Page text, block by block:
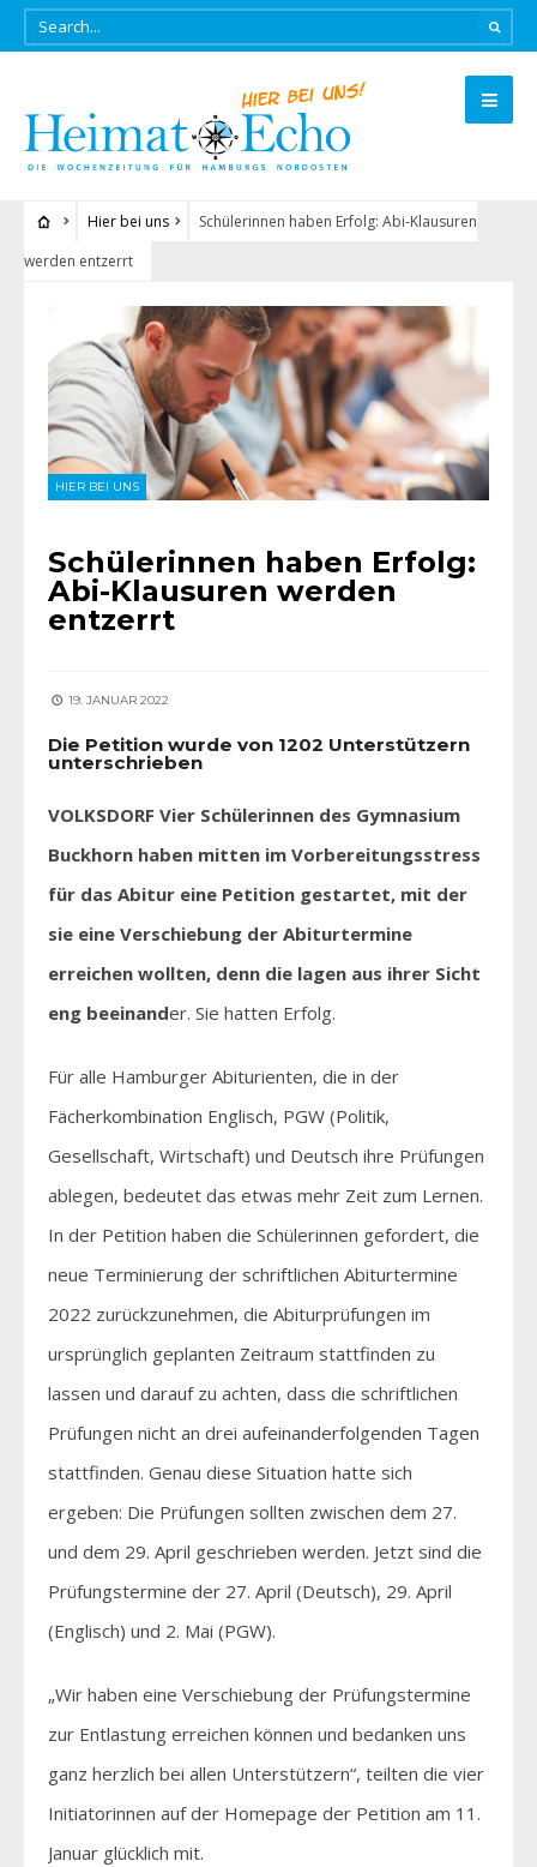
Hier bei uns
Schülerinnen haben Erfolg: Abi-Klausuren
werden entzerrt
HIER BEI UNS
Schülerinnen haben Erfolg:
Abi-Klausuren werden
entzerrt
19. JANUAR 2022
Die Petition wurde von 1202 Unterstützern
unterschrieben
VOLKSDORF Vier Schülerinnen des Gymnasium
Buckhorn haben mitten im Vorbereitungsstress
für das Abitur eine Petition gestartet, mit der
sie eine Verschiebung der Abiturtermine
erreichen wollten, denn die lagen aus ihrer Sicht
eng beeinander. Sie hatten Erfolg.
Für alle Hamburger Abiturienten, die in der
Fächerkombination Englisch, PGW (Politik,
Gesellschaft, Wirtschaft) und Deutsch ihre Prüfungen
ablegen, bedeutet das etwas mehr Zeit zum Lernen.
In der Petition haben die Schülerinnen gefordert, die
neue Terminierung der schriftlichen Abiturtermine
2022 zurückzunehmen, die Abiturprüfungen im
ursprünglich geplanten Zeitraum stattfinden zu
lassen und darauf zu achten, dass die schriftlichen
Prüfungen nicht an drei aufeinanderfolgenden Tagen
stattfinden. Genau diese Situation hatte sich
ergeben: Die Prüfungen sollten zwischen dem 27.
und dem 29. April geschrieben werden. Jetzt sind die
Prüfungstermine der 27. April (Deutsch), 29. April
(Englisch) und 2. Mai (PGW).
„Wir haben eine Verschiebung der Prüfungstermine
zur Entlastung erreichen können und bedanken uns
ganz herzlich bei allen Unterstützern“, teilten die vier
Initiatorinnen auf der Homepage der Petition am 11.
Januar glücklich mit.